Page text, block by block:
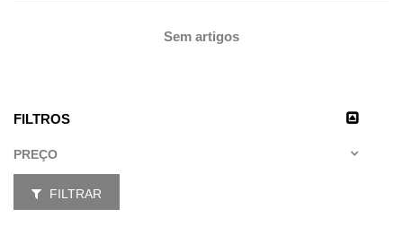
FILTROS
PREÇO
FILTRAR
Sem artigos